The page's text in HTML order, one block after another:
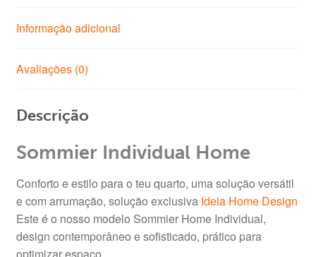
Informação adicional
Avaliações (0)
Descrição
Sommier Individual Home
Conforto e estilo para o teu quarto, uma solução versátil
e com arrumação, solução exclusiva Ideia Home Design
Este é o nosso modelo Sommier Home Individual,
design contemporâneo e sofisticado, prático para
optimizar espaço.